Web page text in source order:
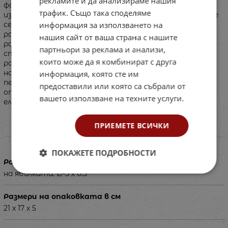
форми и цветове, както и за първи стъпки в
изучаването на здравословното хранене. Освен, че ще
се запознаят с плодовете и зеленчуците, децата ще
развият въображението си като ги подреждат и
разказват истории, свързани с тях. Предимства: •
стимулира когнитивното развитие и паметта; •
развива фината моторика и координацията; •
насърчава креативността и въображението; •
перфектен подарък за всяко дете. Размери на
опаковката: 21 х 17 х 5 см. Дебелината на всички
елементи: 0.5 см. Размер на ябълката: ∅ 5 см.
Характеристики
Размери в см
на ябълката: ∅-5 х 0.5
Размери на опаковката в см
21 х 17 х 5
трафик. Също така споделяме
информация за използването на
нашия сайт от ваша страна с нашите
партньори за реклама и анализи,
които може да я комбинират с друга
информация, която сте им
предоставили или която са събрали от
вашето използване на техните услуги.
ПРИЕМЕТЕ ВСИЧКИ
ПОКАЖЕТЕ ПОДРОБНОСТИ